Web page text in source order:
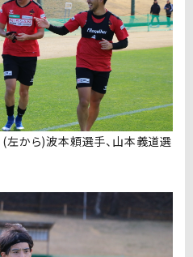
(左から)波本頼選手、山本義道選